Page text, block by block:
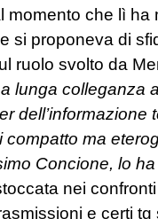
momento che lì
si proponeva di
ruolo svolto da
lunga colleganza
dell’informazione
ma
Concione, lo ha
nei
e certi